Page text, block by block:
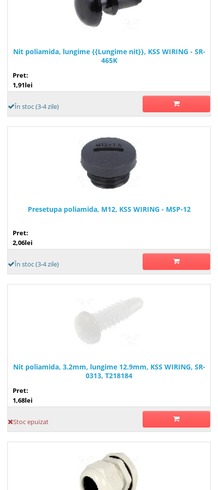
Nit poliamida, lungime {{Lungime nit}}, KSS WIRING - SR-
465K
Pret:
1,91lei
În stoc (3-4 zile)
Presetupa poliamida, M12, KSS WIRING - MSP-12
Pret:
2,06lei
În stoc (3-4 zile)
Nit poliamida, 3.2mm, lungime 12.9mm, KSS WIRING, SR-
0313, T218184
Pret:
1,68lei
Stoc epuizat